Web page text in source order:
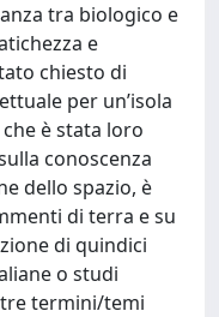
tra biologico e
e
chiesto di
per un’isola
è stata loro
conoscenza
dello spazio, è
di terra e su
di quindici
o studi
termini/temi